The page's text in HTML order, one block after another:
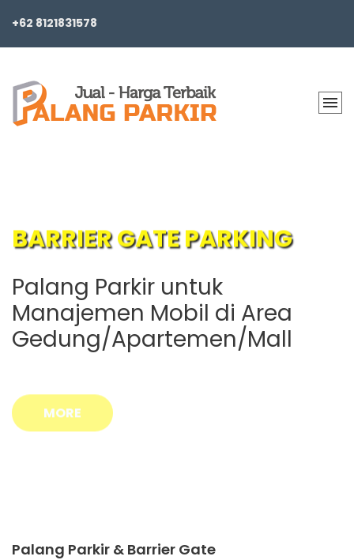
+62 8121831578
BARRIER GATE PARKING
Palang Parkir untuk
Manajemen Mobil di Area
Gedung/Apartemen/Mall
MORE
Palang Parkir & Barrier Gate